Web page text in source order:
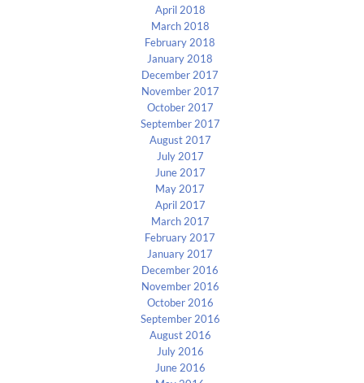
April 2018
March 2018
February 2018
January 2018
December 2017
November 2017
October 2017
September 2017
August 2017
July 2017
June 2017
May 2017
April 2017
March 2017
February 2017
January 2017
December 2016
November 2016
October 2016
September 2016
August 2016
July 2016
June 2016